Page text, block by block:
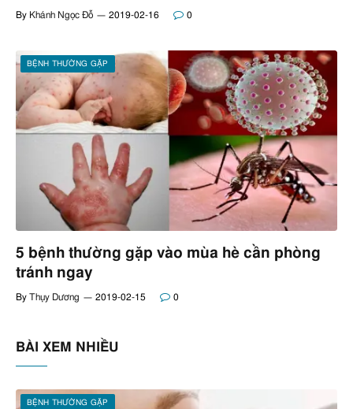
By Khánh Ngọc Đỗ 2019-02-16 0
BỆNH THƯỜNG GẶP
5 bệnh thường gặp vào mùa hè cần phòng
tránh ngay
By Thụy Dương 2019-02-15 0
BÀI XEM NHIỀU
BỆNH THƯỜNG GẶP